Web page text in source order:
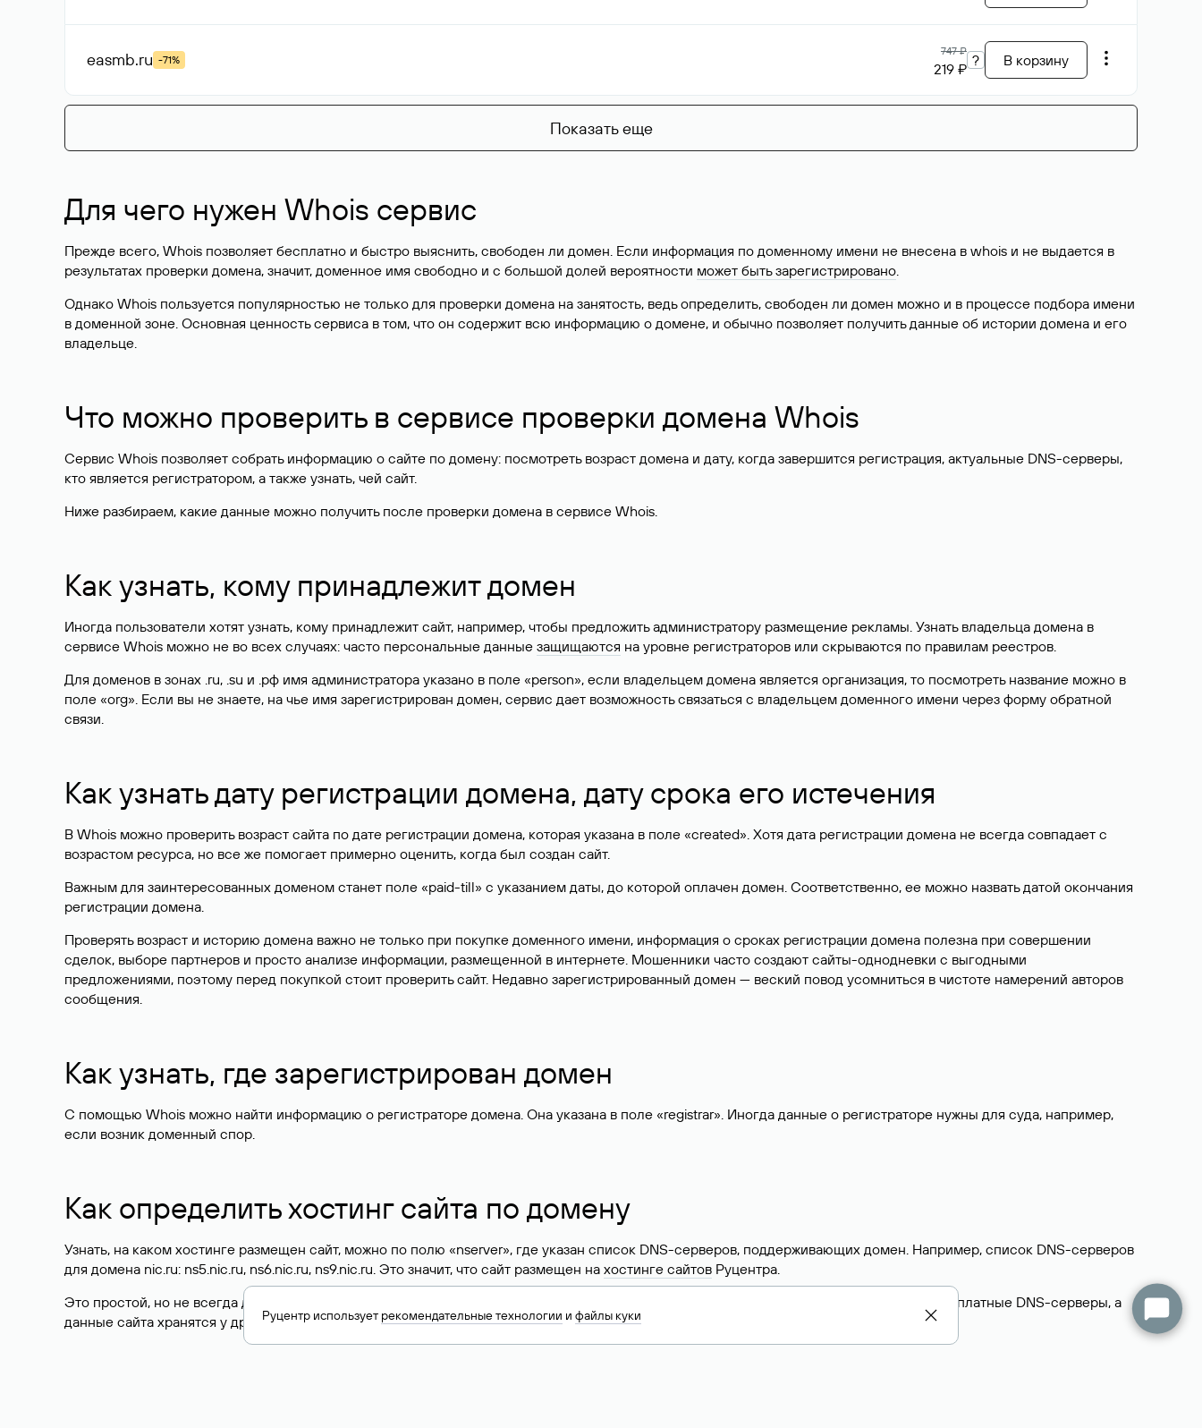
easmb.ru -71%
747 ₽
219 ₽ ? В корзину
Показать еще
Для чего нужен Whois сервис
Прежде всего, Whois позволяет бесплатно и быстро выяснить, свободен ли домен. Если информация по доменному имени не внесена в whois и не выдается в
результатах проверки домена, значит, доменное имя свободно и с большой долей вероятности может быть зарегистрировано.
Однако Whois пользуется популярностью не только для проверки домена на занятость, ведь определить, свободен ли домен можно и в процессе подбора имени
в доменной зоне. Основная ценность сервиса в том, что он содержит всю информацию о домене, и обычно позволяет получить данные об истории домена и его
владельце.
Что можно проверить в сервисе проверки домена Whois
Сервис Whois позволяет собрать информацию о сайте по домену: посмотреть возраст домена и дату, когда завершится регистрация, актуальные DNS-серверы,
кто является регистратором, а также узнать, чей сайт.
Ниже разбираем, какие данные можно получить после проверки домена в сервисе Whois.
Как узнать, кому принадлежит домен
Иногда пользователи хотят узнать, кому принадлежит сайт, например, чтобы предложить администратору размещение рекламы. Узнать владельца домена в
сервисе Whois можно не во всех случаях: часто персональные данные защищаются на уровне регистраторов или скрываются по правилам реестров.
Для доменов в зонах .ru, .su и .рф имя администратора указано в поле «person», если владельцем домена является организация, то посмотреть название можно в
поле «org». Если вы не знаете, на чье имя зарегистрирован домен, сервис дает возможность связаться с владельцем доменного имени через форму обратной
связи.
Как узнать дату регистрации домена, дату срока его истечения
В Whois можно проверить возраст сайта по дате регистрации домена, которая указана в поле «created». Хотя дата регистрации домена не всегда совпадает с
возрастом ресурса, но все же помогает примерно оценить, когда был создан сайт.
Важным для заинтересованных доменом станет поле «paid-till» с указанием даты, до которой оплачен домен. Соответственно, ее можно назвать датой окончания
регистрации домена.
Проверять возраст и историю домена важно не только при покупке доменного имени, информация о сроках регистрации домена полезна при совершении
сделок, выборе партнеров и просто анализе информации, размещенной в интернете. Мошенники часто создают сайты-однодневки с выгодными
предложениями, поэтому перед покупкой стоит проверить сайт. Недавно зарегистрированный домен — веский повод усомниться в чистоте намерений авторов
сообщения.
Как узнать, где зарегистрирован домен
С помощью Whois можно найти информацию о регистраторе домена. Она указана в поле «registrar». Иногда данные о регистраторе нужны для суда, например,
если возник доменный спор.
Как определить хостинг сайта по домену
Узнать, на каком хостинге размещен сайт, можно по полю «nserver», где указан список DNS-серверов, поддерживающих домен. Например, список DNS-серверов
для домена nic.ru: ns5.nic.ru, ns6.nic.ru, ns9.nic.ru. Это значит, что сайт размещен на хостинге сайтов Руцентра.
Это простой, но не всегда достоверный способ узнать хостинг-провайдера сайта. Иногда владельцы сайтов делегируют домен на бесплатные DNS-серверы, а
данные сайта хранятся у другого хостинг-провайдера.
Руцентр использует рекомендательные технологии и файлы куки